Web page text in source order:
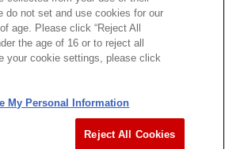
ーライト一覧を表示する
do not set and use cookies for our
age. Please click “Reject All
the age of 16 or to reject all
your cookie settings, please click
My Personal Information
Reject All Cookies